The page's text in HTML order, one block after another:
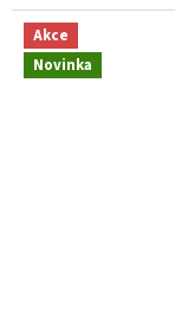
Akce
Novinka